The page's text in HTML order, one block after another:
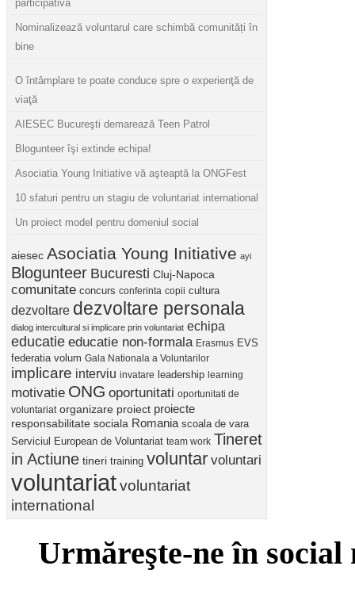
participativă
Nominalizează voluntarul care schimbă comunități în
bine
O întâmplare te poate conduce spre o experienţă de
viaţă
AIESEC Bucureşti demarează Teen Patrol
Blogunteer îşi extinde echipa!
Asociatia Young Initiative vă aşteaptă la ONGFest
10 sfaturi pentru un stagiu de voluntariat international
Un proiect model pentru domeniul social
aiesec Asociatia Young Initiative ayi
Blogunteer Bucuresti Cluj-Napoca
comunitate concurs conferinta copii cultura
dezvoltare dezvoltare personala
dialog intercultural si implicare prin voluntariat echipa
educatie educatie non-formala Erasmus EVS
federatia volum Gala Nationala a Voluntarilor
implicare interviu invatare leadership learning
motivatie ONG oportunitati oportunitati de
voluntariat organizare proiect proiecte
responsabilitate sociala Romania scoala de vara
Serviciul European de Voluntariat team work Tineret
in Actiune tineri training voluntar voluntari
voluntariatvoluntariat
international
Urmăreşte-ne în social